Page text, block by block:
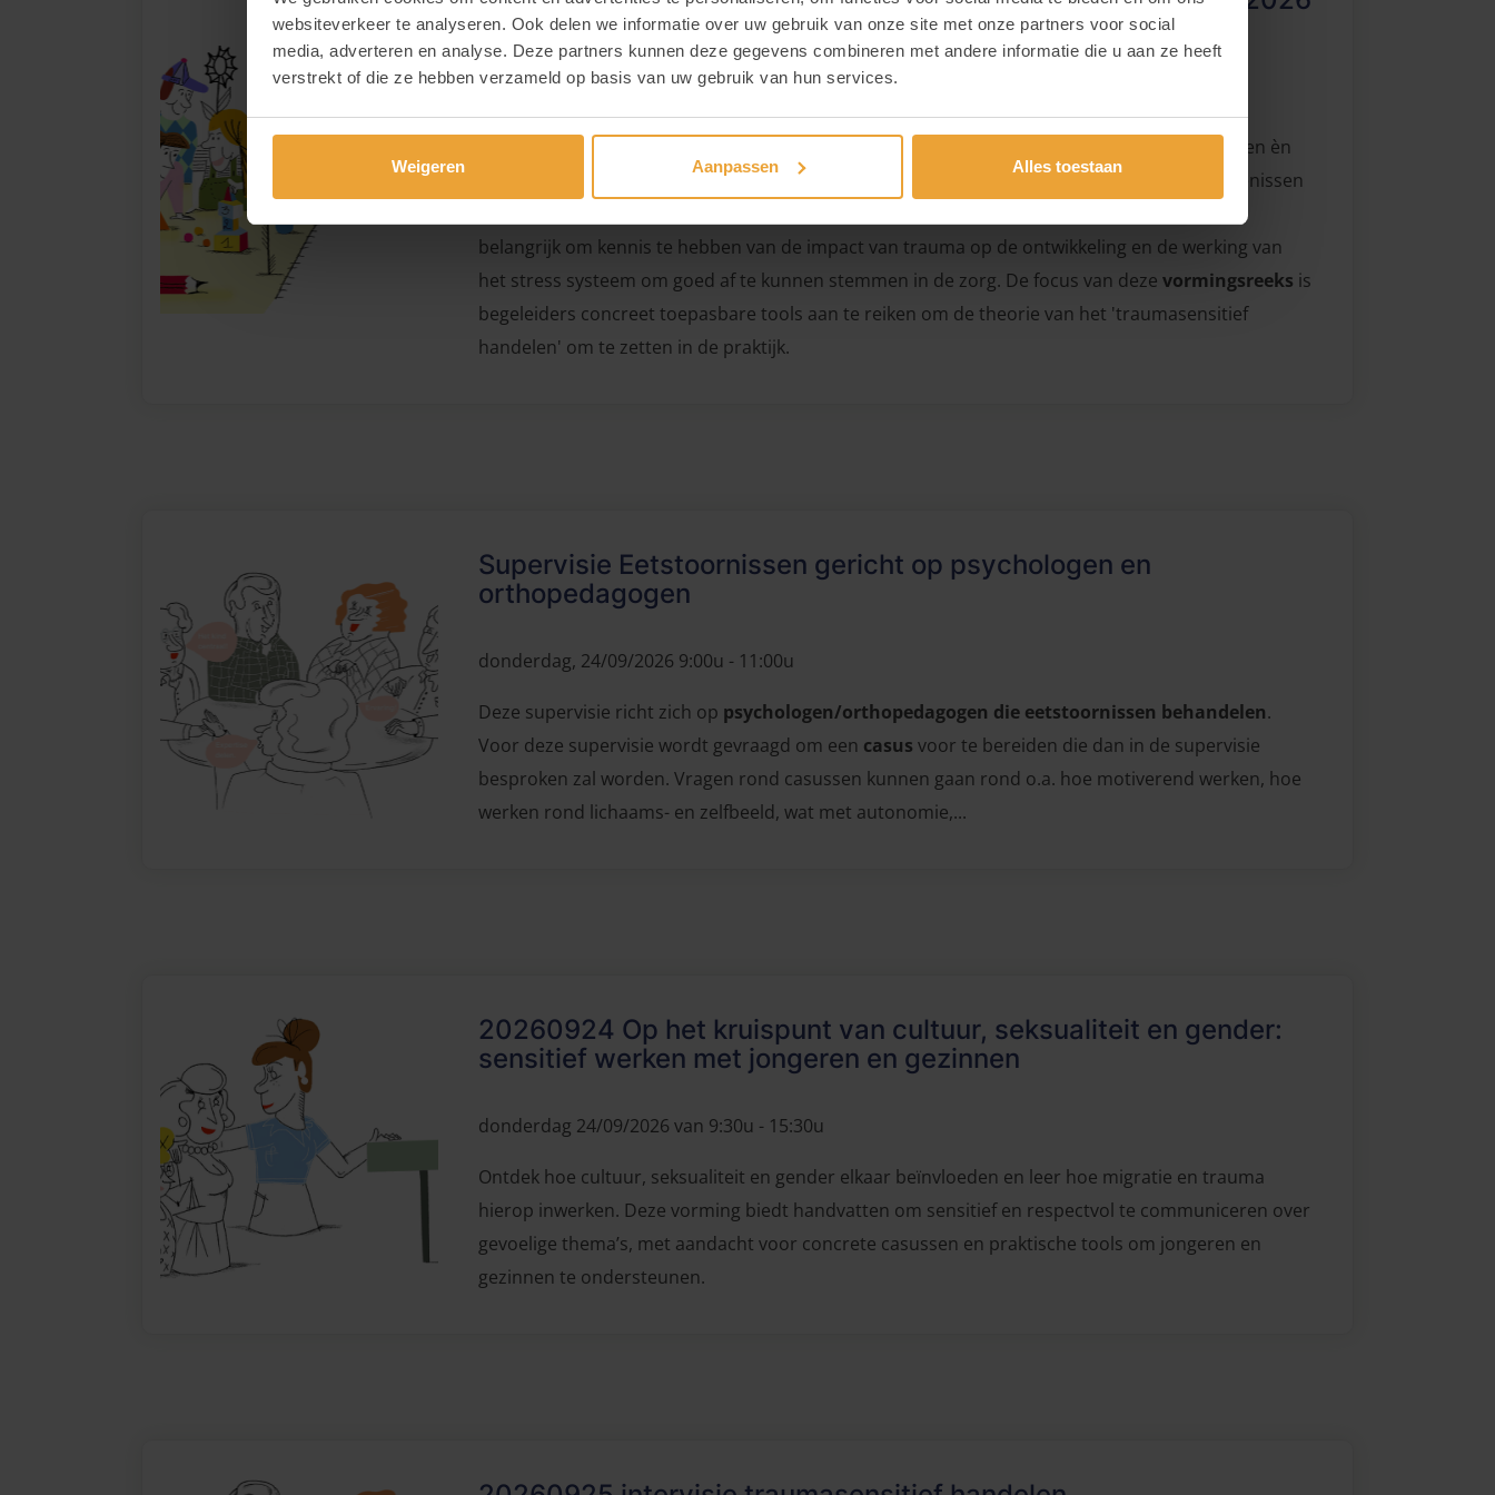
websiteverkeer te analyseren. Ook delen we informatie over uw gebruik van onze site met onze partners voor social
media, adverteren en analyse. Deze partners kunnen deze gegevens combineren met andere informatie die u aan ze heeft
verstrekt of die ze hebben verzameld op basis van uw gebruik van hun services.
Weigeren Aanpassen Alles toestaan
- VOLZET
Traumasensitief handelen heeft betrekking op het afgestemd omgaan met kinderen, jongeren èn
ouders die doorheen hun levensloop te maken hebben gehad met erg ingrijpende gebeurtenissen
belangrijk om kennis te hebben van de impact van trauma op de ontwikkeling en de werking van
het stress systeem om goed af te kunnen stemmen in de zorg. De focus van deze vormingsreeks is
begeleiders concreet toepasbare tools aan te reiken om de theorie van het 'traumasensitief
handelen' om te zetten in de praktijk.
Supervisie Eetstoornissen gericht op psychologen en
orthopedagogen
Deze supervisie richt zich op psychologen/orthopedagogen die eetstoornissen behandelen.
Voor deze supervisie wordt gevraagd om een casus voor te bereiden die dan in de supervisie
besproken zal worden. Vragen rond casussen kunnen gaan rond o.a. hoe motiverend werken, hoe
werken rond lichaams- en zelfbeeld, wat met autonomie,...
donderdag, 24/09/2026 9:00u - 11:00u
20260924 Op het kruispunt van cultuur, seksualiteit en gender:
sensitief werken met jongeren en gezinnen
Ontdek hoe cultuur, seksualiteit en gender elkaar beïnvloeden en leer hoe migratie en trauma
hierop inwerken. Deze vorming biedt handvatten om sensitief en respectvol te communiceren over
gevoelige thema’s, met aandacht voor concrete casussen en praktische tools om jongeren en
gezinnen te ondersteunen.
donderdag 24/09/2026 van 9:30u - 15:30u